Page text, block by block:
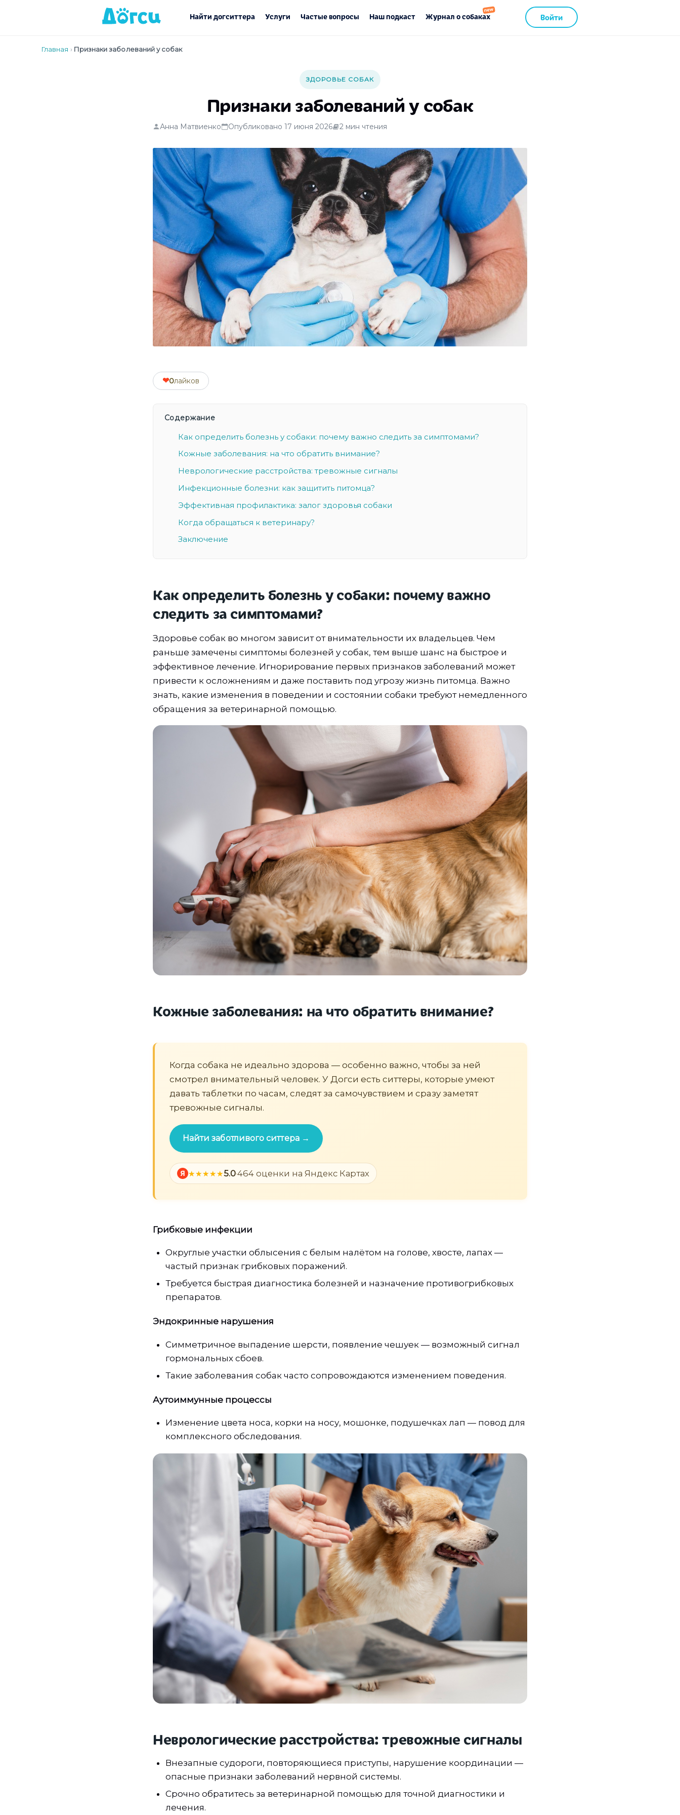
Найти догситтера Услуги Частые вопросы Наш подкаст Журнал о собаках Войти
Главная › Признаки заболеваний у собак
ЗДОРОВЬЕ СОБАК
Признаки заболеваний у собак
Анна Матвиенко Опубликовано 17 июня 2026 2 мин чтения
❤0лайков
Содержание
Как определить болезнь у собаки: почему важно следить за симптомами?
Кожные заболевания: на что обратить внимание?
Неврологические расстройства: тревожные сигналы
Инфекционные болезни: как защитить питомца?
Эффективная профилактика: залог здоровья собаки
Когда обращаться к ветеринару?
Заключение
Как определить болезнь у собаки: почему важно
следить за симптомами?
Здоровье собак во многом зависит от внимательности их владельцев. Чем
раньше замечены симптомы болезней у собак, тем выше шанс на быстрое и
эффективное лечение. Игнорирование первых признаков заболеваний может
привести к осложнениям и даже поставить под угрозу жизнь питомца. Важно
знать, какие изменения в поведении и состоянии собаки требуют немедленного
обращения за ветеринарной помощью.
Кожные заболевания: на что обратить внимание?
Когда собака не идеально здорова — особенно важно, чтобы за ней
смотрел внимательный человек. У Догси есть ситтеры, которые умеют
давать таблетки по часам, следят за самочувствием и сразу заметят
тревожные сигналы.
Найти заботливого ситтера →
Я 5.0·464 оценки на Яндекс Картах
Грибковые инфекции
Округлые участки облысения с белым налётом на голове, хвосте, лапах —
частый признак грибковых поражений.
Требуется быстрая диагностика болезней и назначение противогрибковых
препаратов.
Эндокринные нарушения
Симметричное выпадение шерсти, появление чешуек — возможный сигнал
гормональных сбоев.
Такие заболевания собак часто сопровождаются изменением поведения.
Аутоиммунные процессы
Изменение цвета носа, корки на носу, мошонке, подушечках лап — повод для
комплексного обследования.
Неврологические расстройства: тревожные сигналы
Внезапные судороги, повторяющиеся приступы, нарушение координации —
опасные признаки заболеваний нервной системы.
Срочно обратитесь за ветеринарной помощью для точной диагностики и
лечения.